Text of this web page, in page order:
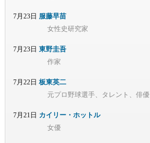
7月23日 服藤早苗
女性史研究家
7月23日 東野圭吾
作家
7月22日 板東英二
元プロ野球選手、タレント、俳優
7月21日 カイリー・ホットル
女優